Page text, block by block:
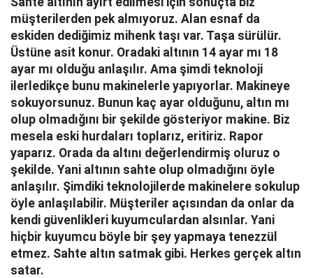
müşterilerden pek almıyoruz. Alan esnaf da
eskiden dediğimiz mihenk taşı var. Taşa sürülür.
Üstüne asit konur. Oradaki altının 14 ayar mı 18
ayar mı olduğu anlaşılır. Ama şimdi teknoloji
ilerledikçe bunu makinelerle yapıyorlar. Makineye
sokuyorsunuz. Bunun kaç ayar olduğunu, altın mı
olup olmadığını bir şekilde gösteriyor makine. Biz
mesela eski hurdaları toplarız, eritiriz. Rapor
yaparız. Orada da altını değerlendirmiş oluruz o
şekilde. Yani altının sahte olup olmadığını öyle
anlaşılır. Şimdiki teknolojilerde makinelere sokulup
öyle anlaşılabilir. Müşteriler açısından da onlar da
kendi güvenlikleri kuyumculardan alsınlar. Yani
hiçbir kuyumcu böyle bir şey yapmaya tenezzül
etmez. Sahte altın satmak gibi. Herkes gerçek altın
satar.